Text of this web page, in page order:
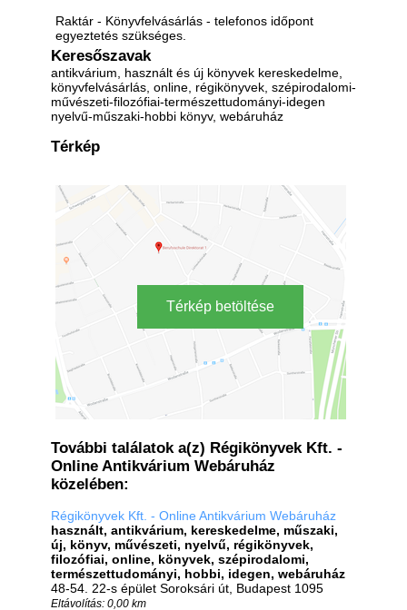
Raktár - Könyvfelvásárlás - telefonos időpont
egyeztetés szükséges.
Keresőszavak
antikvárium, használt és új könyvek kereskedelme,
könyvfelvásárlás, online, régikönyvek, szépirodalomi-
művészeti-filozófiai-természettudományi-idegen
nyelvű-műszaki-hobbi könyv, webáruház
Térkép
Térkép betöltése
További találatok a(z) Régikönyvek Kft. -
Online Antikvárium Webáruház
közelében:
Régikönyvek Kft. - Online Antikvárium Webáruház
használt, antikvárium, kereskedelme, műszaki,
új, könyv, művészeti, nyelvű, régikönyvek,
filozófiai, online, könyvek, szépirodalomi,
természettudományi, hobbi, idegen, webáruház
48-54. 22-s épület Soroksári út, Budapest 1095
Eltávolítás: 0,00 km